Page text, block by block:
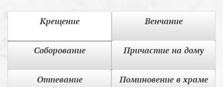
Крещение Венчание
Соборование Причастие на дому
Отпевание Поминовение в храме